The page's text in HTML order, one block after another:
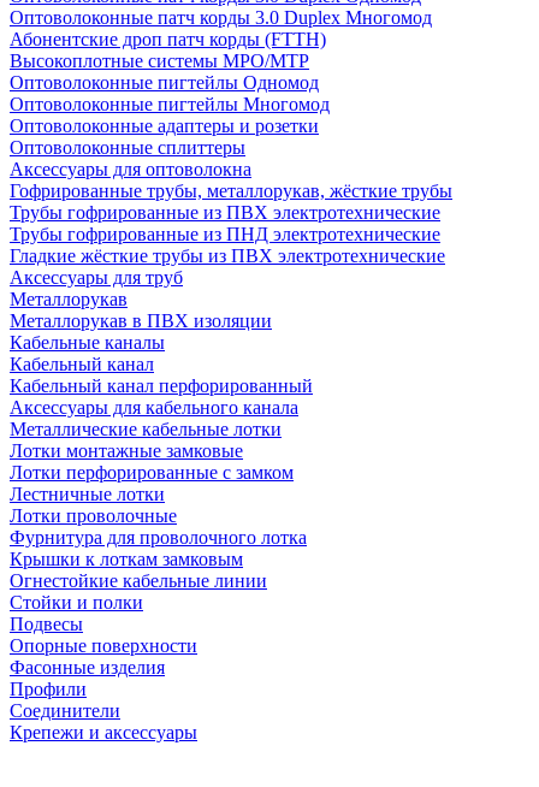
Оптоволоконные патч корды 3.0 Duplex Многомод
Абонентские дроп патч корды (FTTH)
Высокоплотные системы MPO/MTP
Оптоволоконные пигтейлы Одномод
Оптоволоконные пигтейлы Многомод
Оптоволоконные адаптеры и розетки
Оптоволоконные сплиттеры
Аксессуары для оптоволокна
Гофрированные трубы, металлорукав, жёсткие трубы
Трубы гофрированные из ПВХ электротехнические
Трубы гофрированные из ПНД электротехнические
Гладкие жёсткие трубы из ПВХ электротехнические
Аксессуары для труб
Металлорукав
Металлорукав в ПВХ изоляции
Кабельные каналы
Кабельный канал
Кабельный канал перфорированный
Аксессуары для кабельного канала
Металлические кабельные лотки
Лотки монтажные замковые
Лотки перфорированные с замком
Лестничные лотки
Лотки проволочные
Фурнитура для проволочного лотка
Крышки к лоткам замковым
Огнестойкие кабельные линии
Стойки и полки
Подвесы
Опорные поверхности
Фасонные изделия
Профили
Соединители
Крепежи и аксессуары